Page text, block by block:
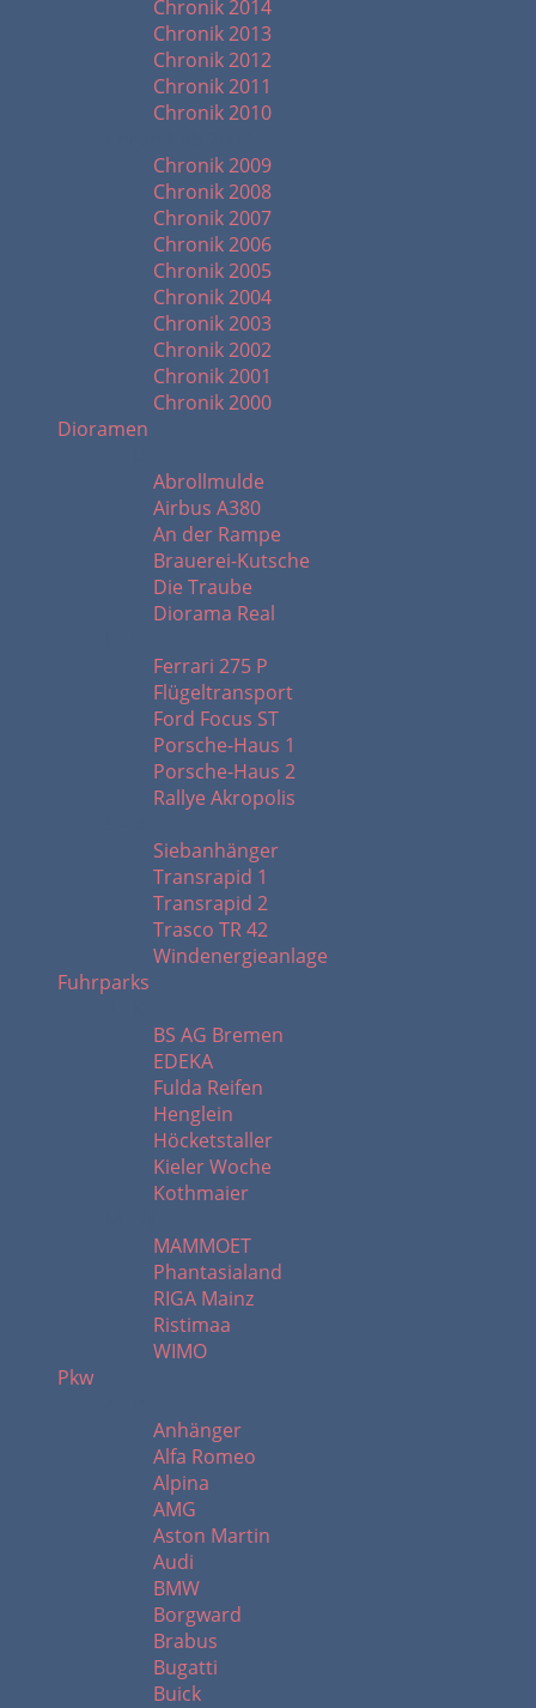
Chronik 2014
Chronik 2013
Chronik 2012
Chronik 2011
Chronik 2010
Chronik 2009
Chronik 2008
Chronik 2007
Chronik 2006
Chronik 2005
Chronik 2004
Chronik 2003
Chronik 2002
Chronik 2001
Chronik 2000
Dioramen
Abrollmulde
Airbus A380
An der Rampe
Brauerei-Kutsche
Die Traube
Diorama Real
Ferrari 275 P
Flügeltransport
Ford Focus ST
Porsche-Haus 1
Porsche-Haus 2
Rallye Akropolis
Siebanhänger
Transrapid 1
Transrapid 2
Trasco TR 42
Windenergieanlage
Fuhrparks
BS AG Bremen
EDEKA
Fulda Reifen
Henglein
Höcketstaller
Kieler Woche
Kothmaier
MAMMOET
Phantasialand
RIGA Mainz
Ristimaa
WIMO
Pkw
Anhänger
Alfa Romeo
Alpina
AMG
Aston Martin
Audi
BMW
Borgward
Brabus
Bugatti
Buick